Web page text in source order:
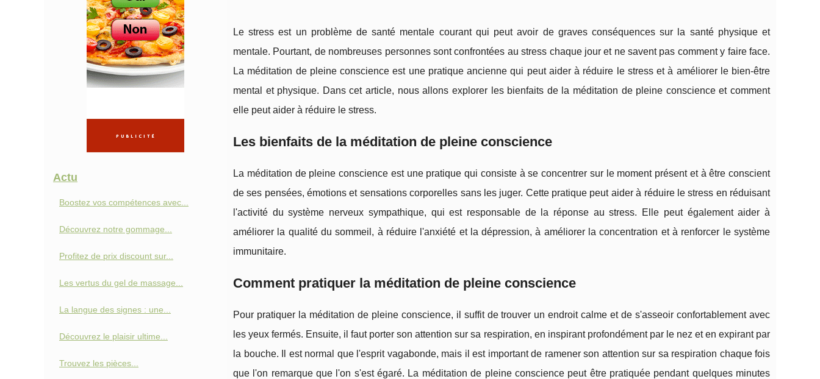
Le stress est un problème de santé mentale courant qui peut avoir de graves conséquences sur la santé physique et
mentale. Pourtant, de nombreuses personnes sont confrontées au stress chaque jour et ne savent pas comment y faire face.
La méditation de pleine conscience est une pratique ancienne qui peut aider à réduire le stress et à améliorer le bien-être
mental et physique. Dans cet article, nous allons explorer les bienfaits de la méditation de pleine conscience et comment
elle peut aider à réduire le stress.
Les bienfaits de la méditation de pleine conscience
La méditation de pleine conscience est une pratique qui consiste à se concentrer sur le moment présent et à être conscient
de ses pensées, émotions et sensations corporelles sans les juger. Cette pratique peut aider à réduire le stress en réduisant
l'activité du système nerveux sympathique, qui est responsable de la réponse au stress. Elle peut également aider à
améliorer la qualité du sommeil, à réduire l'anxiété et la dépression, à améliorer la concentration et à renforcer le système
immunitaire.
Comment pratiquer la méditation de pleine conscience
Pour pratiquer la méditation de pleine conscience, il suffit de trouver un endroit calme et de s'asseoir confortablement avec
les yeux fermés. Ensuite, il faut porter son attention sur sa respiration, en inspirant profondément par le nez et en expirant par
la bouche. Il est normal que l'esprit vagabonde, mais il est important de ramener son attention sur sa respiration chaque fois
que l'on remarque que l'on s'est égaré. La méditation de pleine conscience peut être pratiquée pendant quelques minutes
Actu
Boostez vos compétences avec...
Découvrez notre gommage...
Profitez de prix discount sur...
Les vertus du gel de massage...
La langue des signes : une...
Découvrez le plaisir ultime...
Trouvez les pièces...